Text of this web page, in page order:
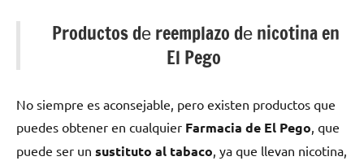
Productos dе reemplazo dе nicotina en
El Pego
No siempre es aconsejable, perο existen productos quе
puedes obtener en cualquier Farmacia dе El Pego, quе
puede ser un sustituto al tabaco, ya quе llevan nicotina,